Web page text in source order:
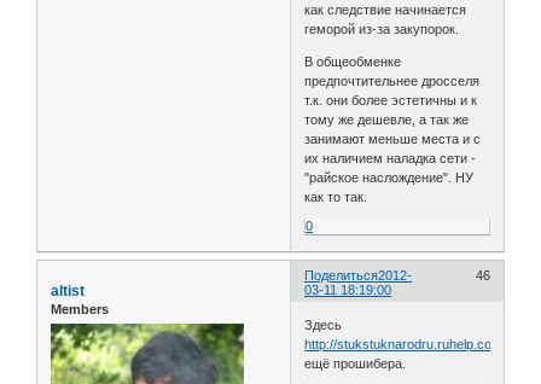
как следствие начинается
геморой из-за закупорок.
В общеобменке
предпочтительнее дросселя
т.к. они более эстетичны и к
тому же дешевле, а так же
занимают меньше места и с
их наличием наладка сети -
"райское наслождение". НУ
как то так.
0
Поделиться 46
2012-
03-11 18:19:00
altist
Members
Здесь
http://stukstuknarodru.ruhelp.com/
ещё прошибера.